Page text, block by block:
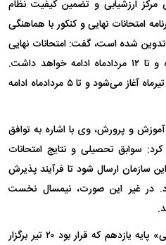
مرکز ارزشیابی و تضمین کیفیت نظام
امتحانات نهایی و کنکور با هماهنگی
شده است، گفت: امتحانات نهایی
پایه دوازدهم از ۲۱ تیرماه آغاز شده و تا ۱۲ مردادماه ادامه خواهد داشت.
همچنین امتحانات پایه یازدهم از ۲۲ تیرماه آغاز می‌شود و تا ۵ مردادماه ادامه
و پرورش، وی با اشاره به توافق
سوابق تحصیلی و نتایج امتحانات
سازمان ارسال شود تا فرآیند پذیرش
در غیر این صورت، نیمسال نخست
فولادوند گفت: آزمون «دین و زندگی» پایه یازدهم که قرار بود ۲۰ تیر برگزار